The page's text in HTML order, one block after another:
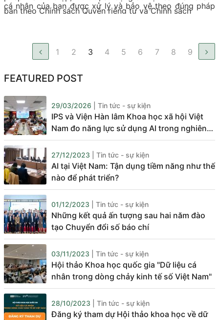
cá nhân của bạn được xử lý và bảo vệ theo đúng pháp
bạn theo Chính sách Quyền riêng tư và Chính sách
1 2 3 4 5 6 7 8 9
FEATURED POST
29/03/2026 | Tin tức - sự kiện
IPS và Viện Hàn lâm Khoa học xã hội Việt
Nam đo năng lực sử dụng AI trong nghiên
cứu và tư vấn chính sách
27/12/2023 | Tin tức - sự kiện
AI tại Việt Nam: Tận dụng tiềm năng như thế
nào để phát triển?
01/12/2023 | Tin tức - sự kiện
Những kết quả ấn tượng sau hai năm đào
tạo Chuyển đổi số báo chí
03/11/2023 | Tin tức - sự kiện
Hội thảo Khoa học quốc gia "Dữ liệu cá
nhân trong dòng chảy kinh tế số Việt Nam"
28/10/2023 | Tin tức - sự kiện
Đăng ký tham dự Hội thảo khoa học về dữ